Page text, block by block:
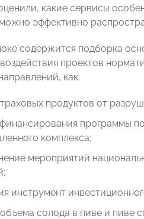
какие сервисы
эффективно
содержится подборка
проектов
как:
продуктов от
программы
комплекса;
мероприятий
инструмент
солода в пиве и пиве